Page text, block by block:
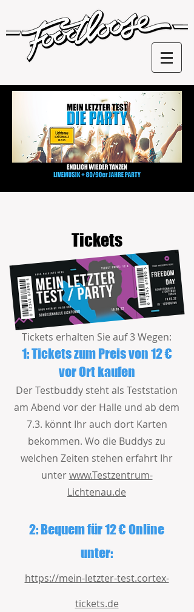
Tickets
Tickets erhalten Sie auf 3 Wegen:
1: Tickets zum Preis von 12 €
vor Ort kaufen
Der Testbuddy steht als Teststation
am Abend vor der Halle und ab dem
7.3. könnt Ihr auch dort Karten
bekommen. Wo die Buddys zu
welchen Zeiten stehen erfahrt Ihr
unterwww.Testzentrum-
Lichtenau.de
2:Bequem für 12 € Online
unter:
https://mein-letzter-test.cortex-
tickets.de